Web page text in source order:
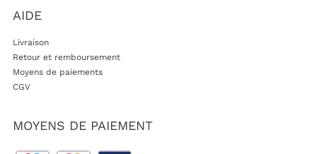
AIDE
Livraison
Retour et remboursement
Moyens de paiements
CGV
MOYENS DE PAIEMENT